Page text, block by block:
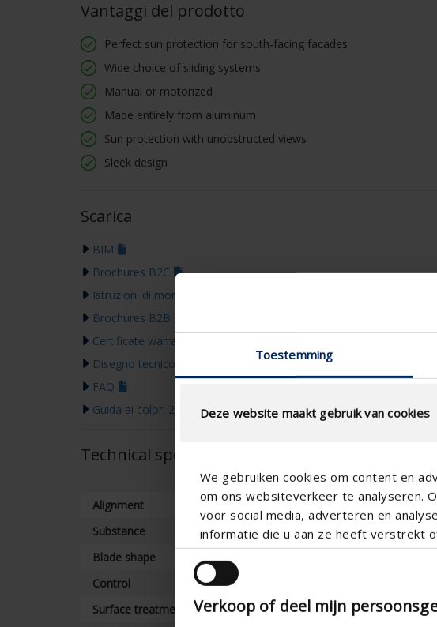
Toestemming
Deze website maakt gebruik van cookies
We gebruiken cookies om content en
om ons websiteverkeer te analyseren.
voor social media, adverteren en
informatie die u aan ze heeft verstrekt
Verkoop of deel mijn
Vantaggi del prodotto
Perfect sun protection for south-facing facades
Wide choice of sliding systems
Manual or motorized
Made entirely from aluminum
Sun protection with unobstructed views
Sleek design
Scarica
BIM
Brochures B2C
Istruzioni di montaggio
Brochures B2B
Certificate warranty
Disegno tecnico
FAQ
Guida ai colori 2026
Technical specifications
Alignment
Substance
Blade shape
Control
Surface treatment